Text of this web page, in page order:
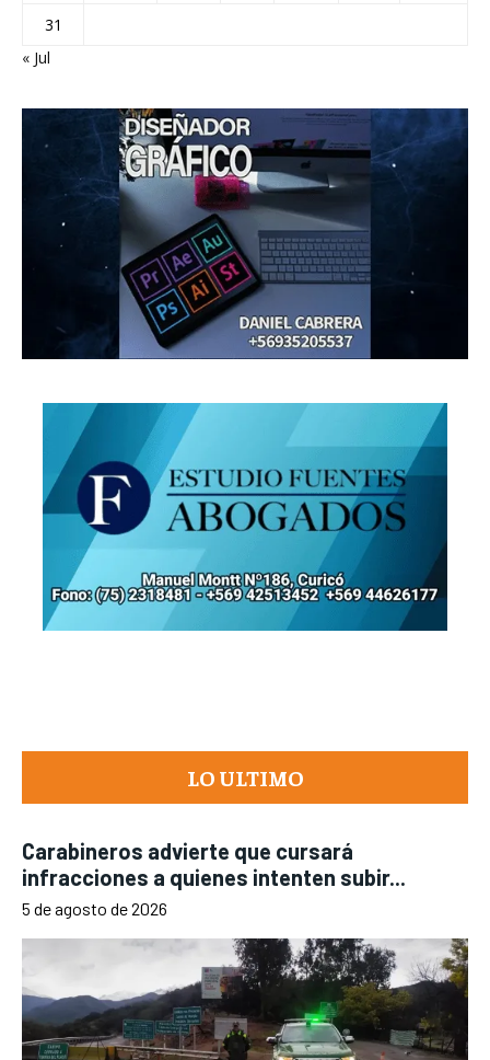
31
« Jul
LO ULTIMO
Carabineros advierte que cursará
infracciones a quienes intenten subir...
5 de agosto de 2026